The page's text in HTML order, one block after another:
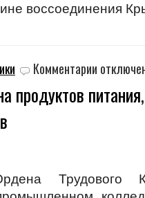
воссоединения
Комментарии записи
Исключение
из
помощью
продуктов
Трудового